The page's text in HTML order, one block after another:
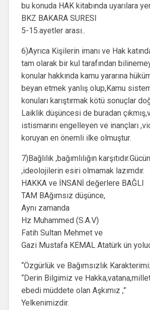
bu konuda HAK kitabında uyarılara
BKZ BAKARA SURESI
5-15.ayetler arası..
6)Ayrıca Kişilerin imanı ve Hak
tam olarak bir kul tarafından
konular hakkında kamu yararına
beyan etmek yanlış olup,Kamu
konuları karıştırmak kötü sonuçlar
Laiklik düşüncesi de buradan
istismarını engelleyen ve inançları
koruyan en önemli ilke olmuştur.
7)Bağlılık ,bağımlılığın
,ideolojilerin esiri olmamak lazımdır.
HAKKA ve İNSANİ değerlere BAĞLI
TAM BAğımsız düşünce,
Aynı zamanda
Hz Muhammed (S.A.V)
Fatih Sultan Mehmet ve
Gazi Mustafa KEMAL Atatürk ün
“Özgürlük ve Bağımsızlık
“Derin Bilgimiz ve
ebedi müddete olan Aşkımız ,”
Yelkenimizdir.